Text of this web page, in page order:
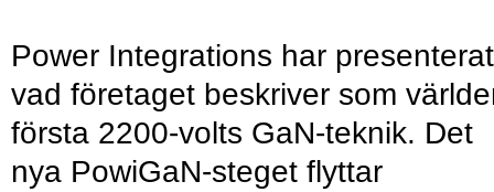
Power Integrations har presenterat
vad företaget beskriver som
första 2200-volts GaN-teknik. Det
nya PowiGaN-steget flyttar